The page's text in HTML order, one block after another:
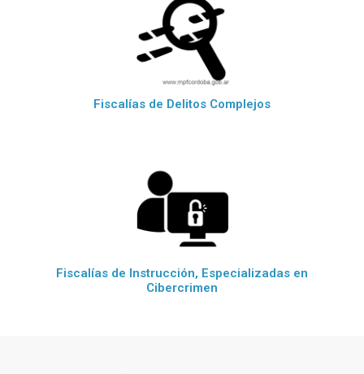
Fiscalías de Delitos Complejos
Fiscalías de Instrucción, Especializadas en
Cibercrimen